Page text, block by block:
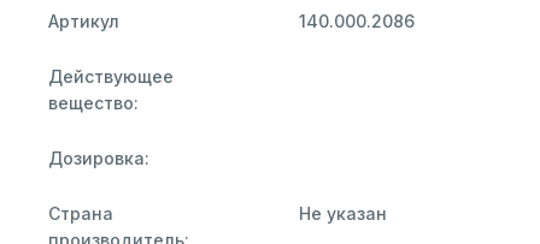
Артикул 140.000.2086
Действующее
вещество:
Дозировка:
Страна
производитель:
Не указан